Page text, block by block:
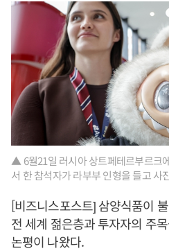
▲ 6월21일 러시아 상트페테르부르크
서 한 참석자가 라부부 인형을 들고 사
[비즈니스포스트] 삼양식품이
전 세계 젊은층과 투자자의 주
논평이 나왔다.